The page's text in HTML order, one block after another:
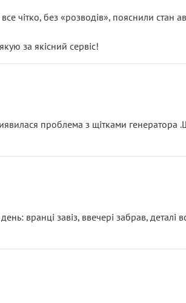
без «розводів», пояснили стан
за якісний сервіс!
проблема з щітками
вранці завіз, ввечері забрав, деталі